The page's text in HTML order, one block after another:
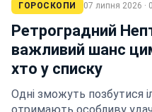
ГОРОСКОПИ 07 липня 2026 ·
Ретроградний
важливий шанс
хто у списку
Одні зможуть позбутися